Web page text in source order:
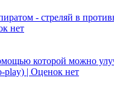
- стреляй в
нет
которой можно
play) | Оценок нет